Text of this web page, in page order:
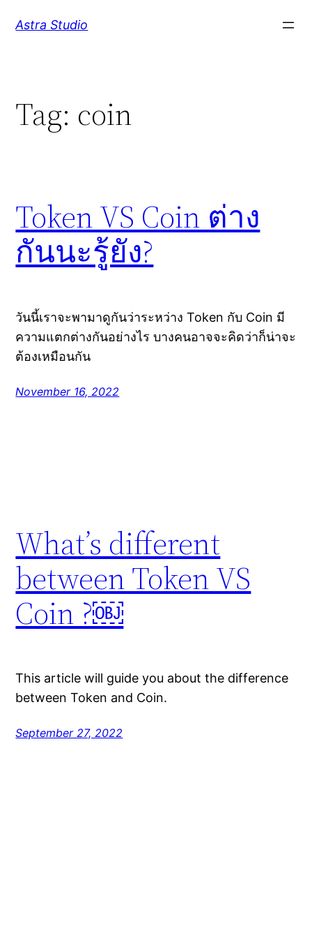
Astra Studio
Tag: coin
Token VS Coin ต่าง
กันนะรู้ยัง?
วันนี้เราจะพามาดูกันว่าระหว่าง Token กับ Coin มี
ความแตกต่างกันอย่างไร บางคนอาจจะคิดว่าก็น่าจะ
ต้องเหมือนกัน
November 16, 2022
What’s different
between Token VS
Coin ?￼
This article will guide you about the difference
between Token and Coin.
September 27, 2022